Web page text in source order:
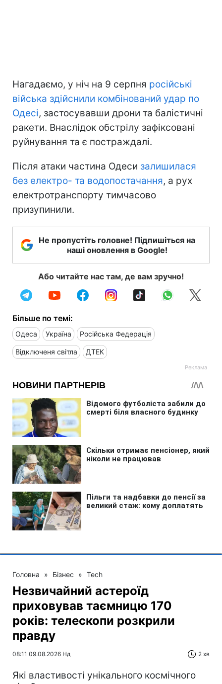
Нагадаємо, у ніч на 9 серпня російські
війська здійснили комбінований удар по
Одесі, застосувавши дрони та балістичні
ракети. Внаслідок обстрілу зафіксовані
руйнування та є постраждалі.
Після атаки частина Одеси залишилася
без електро- та водопостачання, а рух
електротранспорту тимчасово
призупинили.
Не пропустіть головне! Підпишіться на
наші оновлення в Google!
Або читайте нас там, де вам зручно!
Більше по темі:
Одеса Україна Російська Федерація
Відключеня світла ДТЕК
Головна » Бізнес » Tech
Незвичайний астероїд
приховував таємницю 170
років: телескопи розкрили
правду
08:11 09.08.2026 Нд 2 хв
Які властивості унікального космічного